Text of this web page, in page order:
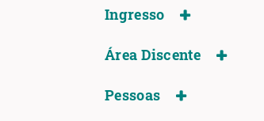
Ingresso
Área Discente
Pessoas